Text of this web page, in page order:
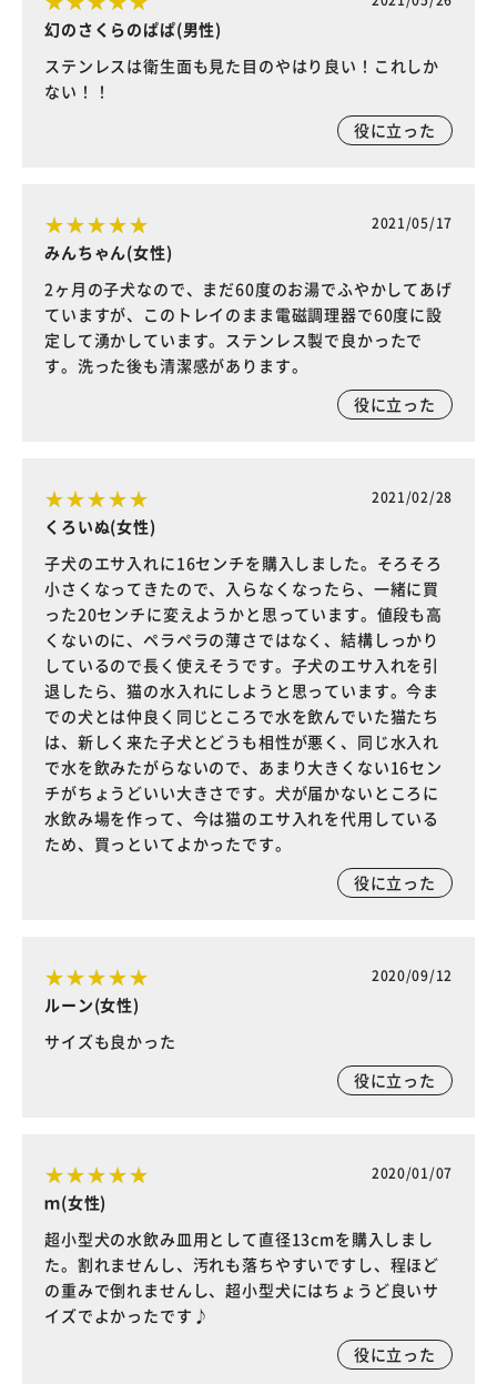
幻のさくらのぱぱ(男性)
ステンレスは衛生面も見た目のやはり良い！これしか
ない！！
役に立った
2021/05/17
みんちゃん(女性)
2ヶ月の子犬なので、まだ60度のお湯でふやかしてあげ
ていますが、このトレイのまま電磁調理器で60度に設
定して湧かしています。ステンレス製で良かったで
す。洗った後も清潔感があります。
役に立った
2021/02/28
くろいぬ(女性)
子犬のエサ入れに16センチを購入しました。そろそろ
小さくなってきたので、入らなくなったら、一緒に買
った20センチに変えようかと思っています。値段も高
くないのに、ペラペラの薄さではなく、結構しっかり
しているので長く使えそうです。子犬のエサ入れを引
退したら、猫の水入れにしようと思っています。今ま
での犬とは仲良く同じところで水を飲んでいた猫たち
は、新しく来た子犬とどうも相性が悪く、同じ水入れ
で水を飲みたがらないので、あまり大きくない16セン
チがちょうどいい大きさです。犬が届かないところに
水飲み場を作って、今は猫のエサ入れを代用している
ため、買っといてよかったです。
役に立った
2020/09/12
ルーン(女性)
サイズも良かった
役に立った
2020/01/07
ｍ(女性)
超小型犬の水飲み皿用として直径13cmを購入しまし
た。割れませんし、汚れも落ちやすいですし、程ほど
の重みで倒れませんし、超小型犬にはちょうど良いサ
イズでよかったです♪
役に立った